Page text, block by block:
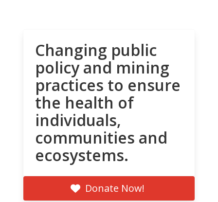
Changing public
policy and mining
practices to ensure
the health of
individuals,
communities and
ecosystems.
Donate Now!